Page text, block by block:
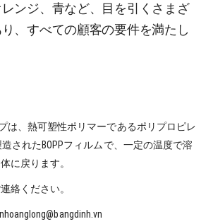
ンジ、青など、目を引くさまざ
、すべての顧客の要件を満たし
は、熱可塑性ポリマーであるポリプロピレ
されたBOPPフィルムで、一定の温度で溶
に戻ります。
絡ください。